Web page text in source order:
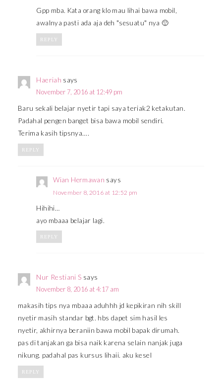
Gpp mba. Kata orang klo mau lihai bawa mobil,
awalnya pasti ada aja deh "sesuatu" nya 🙂
REPLY
Haeriah says
November 7, 2016 at 12:49 pm
Baru sekali belajar nyetir tapi saya teriak2 ketakutan.
Padahal pengen banget bisa bawa mobil sendiri.
Terima kasih tipsnya….
REPLY
Wian Hermawan says
November 8, 2016 at 12:52 pm
Hihihi…
ayo mbaaa belajar lagi.
REPLY
Nur Restiani S says
November 8, 2016 at 4:17 am
makasih tips nya mbaaa aduhhh jd kepikiran nih skill
nyetir masih standar bgt. hbs dapet sim hasil les
nyetir, akhirnya beraniin bawa mobil bapak dirumah.
pas di tanjakan ga bisa naik karena selain nanjak juga
nikung. padahal pas kursus lihaii. aku kesel
REPLY